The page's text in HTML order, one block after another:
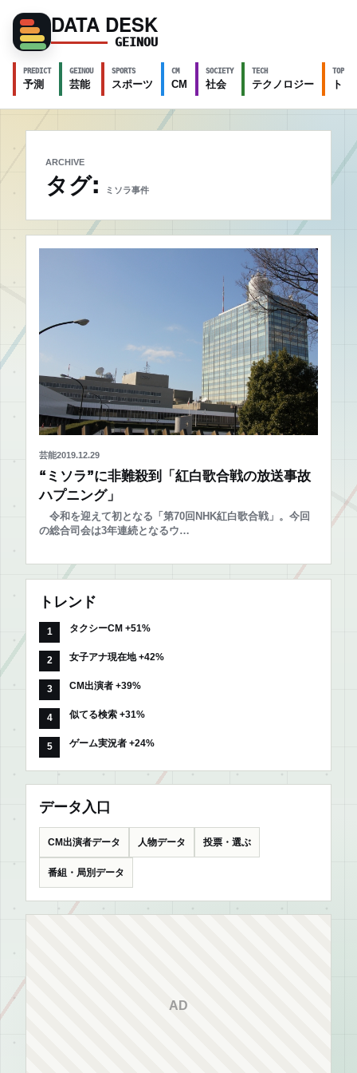
DATA DESK
GEINOU
PREDICT
予測
GEINOU
芸能
SPORTS
スポーツ
CM
CM
SOCIETY
社会
TECH
テクノロジー
TOPICS
ト
ARCHIVE
タグ: ミソラ事件
芸能2019.12.29
“ミソラ”に非難殺到「紅白歌合戦の放送事故
ハプニング」
令和を迎えて初となる「第70回NHK紅白歌合戦」。今回
の総合司会は3年連続となるウ…
トレンド
タクシーCM +51%
女子アナ現在地 +42%
CM出演者 +39%
似てる検索 +31%
ゲーム実況者 +24%
データ入口
CM出演者データ 人物データ 投票・選ぶ
番組・局別データ
AD